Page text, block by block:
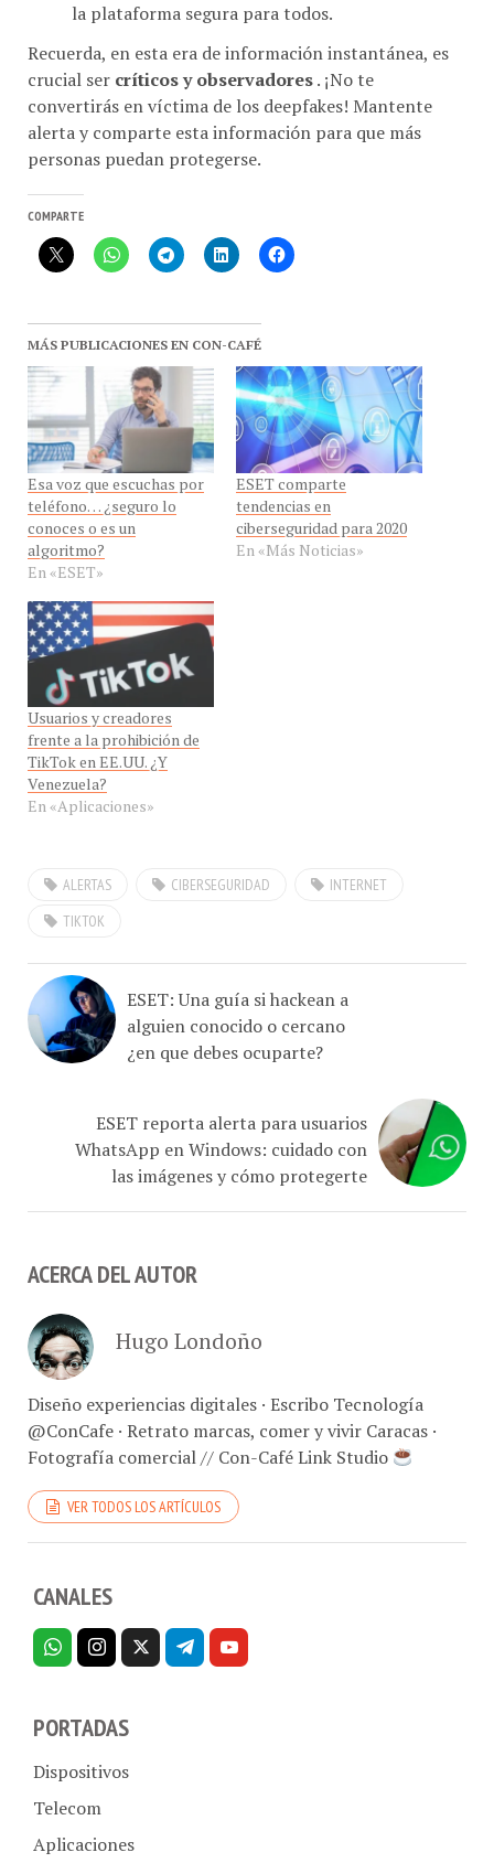
Recuerda, en esta era de información instantánea, es
crucial sercríticos y observadores. ¡No te
convertirás en víctima de los deepfakes! Mantente
alerta y comparte esta información para que más
personas puedan protegerse.
Esa voz que escuchas por
teléfono… ¿seguro lo
conoces o es un
algoritmo?
En «ESET»
ESET comparte
tendencias en
ciberseguridad para 2020
En «Más Noticias»
Usuarios y creadores
frente a la prohibición de
TikTok en EE.UU. ¿Y
Venezuela?
En «Aplicaciones»
TIKTOK
alguien conocido o cercano
¿en que debes ocuparte?
WhatsApp en Windows: cuidado con
las imágenes y cómo protegerte
Diseño experiencias digitales · Escribo Tecnología
@ConCafe · Retrato marcas, comer y vivir Caracas ·
Fotografía comercial // Con-Café Link Studio
Telecom
Aplicaciones
Internet